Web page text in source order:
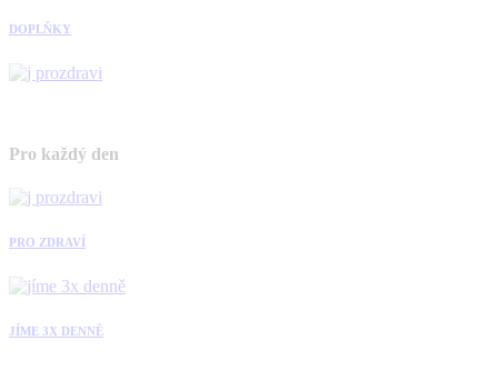
DOPLŇKY
Pro každý den
PRO ZDRAVÍ
JÍME 3X DENNĚ